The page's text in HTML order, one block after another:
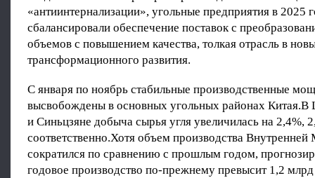
«антиинтернализации», угольные предприятия в 2025
сбалансировали обеспечение поставок с
объемов с повышением качества, толкая отрасль в
трансформационного развития.
С января по ноябрь стабильные производственные
высвобождены в основных угольных районах
и Синьцзяне добыча сырья угля увеличилась на 2,4%,
соответственно.Хотя объем производства
сократился по сравнению с прошлым годом,
годовое производство по-прежнему превысит 1,2 млрд